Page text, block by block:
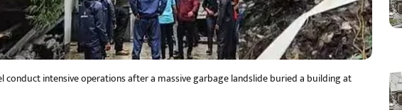
conduct intensive operations after a massive garbage landslide buried a building at